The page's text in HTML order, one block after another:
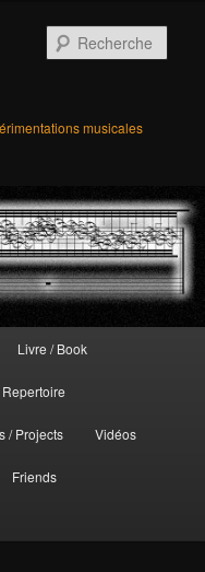
musicales
Livre / Book
/ Projects Vidéos
Friends